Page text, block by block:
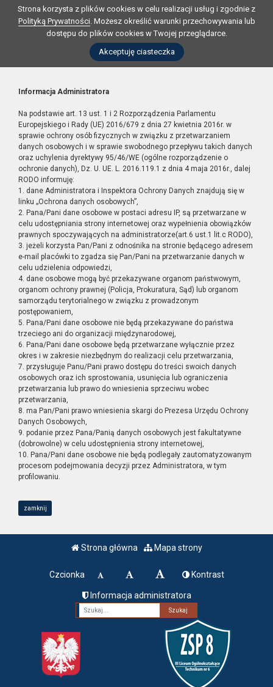
Strona korzysta z plików cookies w celu realizacji usług i zgodnie z
Polityką Prywatności. Możesz określić warunki przechowywania lub
dostępu do plików cookies w Twojej przeglądarce.
Akceptuję ciasteczka
Informacja Administratora
Na podstawie art. 13 ust. 1 i 2 Rozporządzenia Parlamentu
Europejskiego i Rady (UE) 2016/679 z dnia 27 kwietnia 2016r. w
sprawie ochrony osób fizycznych w związku z przetwarzaniem
danych osobowych i w sprawie swobodnego przepływu takich danych
oraz uchylenia dyrektywy 95/46/WE (ogólne rozporządzenie o
ochronie danych), Dz. U. UE. L. 2016.119.1 z dnia 4 maja 2016r., dalej
RODO informuję:
1. dane Administratora i Inspektora Ochrony Danych znajdują się w
linku „Ochrona danych osobowych”,
2. Pana/Pani dane osobowe w postaci adresu IP, są przetwarzane w
celu udostępniania strony internetowej oraz wypełnienia obowiązków
prawnych spoczywających na administratorze(art.6 ust.1 lit.c RODO),
3. jeżeli korzysta Pan/Pani z odnośnika na stronie będącego adresem
e-mail placówki to zgadza się Pan/Pani na przetwarzanie danych w
celu udzielenia odpowiedzi,
4. dane osobowe mogą być przekazywane organom państwowym,
organom ochrony prawnej (Policja, Prokuratura, Sąd) lub organom
samorządu terytorialnego w związku z prowadzonym
postępowaniem,
5. Pana/Pani dane osobowe nie będą przekazywane do państwa
trzeciego ani do organizacji międzynarodowej,
6. Pana/Pani dane osobowe będą przetwarzane wyłącznie przez
okres i w zakresie niezbędnym do realizacji celu przetwarzania,
7. przysługuje Panu/Pani prawo dostępu do treści swoich danych
osobowych oraz ich sprostowania, usunięcia lub ograniczenia
przetwarzania lub prawo do wniesienia sprzeciwu wobec
przetwarzania,
8. ma Pan/Pani prawo wniesienia skargi do Prezesa Urzędu Ochrony
Danych Osobowych,
9. podanie przez Pana/Panią danych osobowych jest fakultatywne
(dobrowolne) w celu udostępnienia strony internetowej,
10. Pana/Pani dane osobowe nie będą podlegały zautomatyzowanym
procesom podejmowania decyzji przez Administratora, w tym
profilowaniu.
zamknij
Strona główna Mapa strony
Czcionka Kontrast
Informacja administratora
Fraza